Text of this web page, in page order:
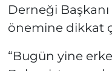
Derneği
önemine dikkat
“Bugün yine